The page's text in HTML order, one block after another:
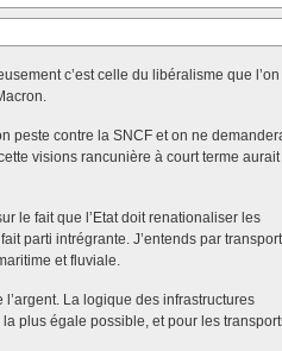
c’est celle du libéralisme que
peste contre la SNCF et on ne
visions rancunière à court terme aurait
le fait que l’Etat doit renationaliser les
parti intrégrante. J’entends par transport
et fluviale.
l’argent. La logique des infrastructures
plus égale possible, et pour les